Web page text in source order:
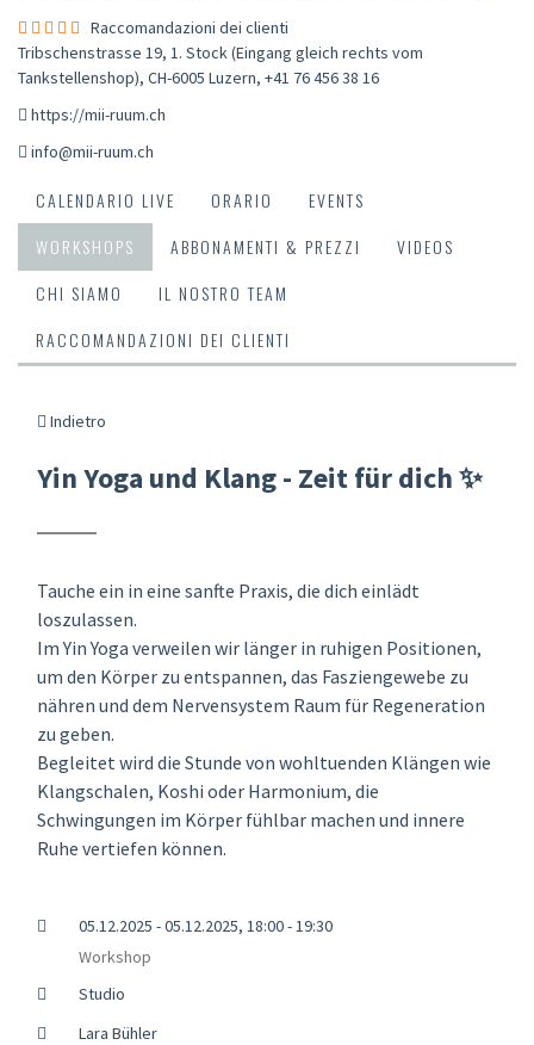
Raccomandazioni dei clienti
Tribschenstrasse 19, 1. Stock (Eingang gleich rechts vom
Tankstellenshop), CH-6005 Luzern, +41 76 456 38 16
https://mii-ruum.ch
info@mii-ruum.ch
CALENDARIO LIVE ORARIO
EVENTS
WORKSHOPS
ABBONAMENTI & PREZZI
VIDEOS
CHI SIAMO
IL NOSTRO TEAM
RACCOMANDAZIONI DEI CLIENTI
Indietro
Yin Yoga und Klang - Zeit für dich ✨
Tauche ein in eine sanfte Praxis, die dich einlädt
loszulassen.
Im Yin Yoga verweilen wir länger in ruhigen Positionen,
um den Körper zu entspannen, das Fasziengewebe zu
nähren und dem Nervensystem Raum für Regeneration
zu geben.
Begleitet wird die Stunde von wohltuenden Klängen wie
Klangschalen, Koshi oder Harmonium, die
Schwingungen im Körper fühlbar machen und innere
Ruhe vertiefen können.
05.12.2025 - 05.12.2025, 18:00 - 19:30
Workshop
Studio
Lara Bühler